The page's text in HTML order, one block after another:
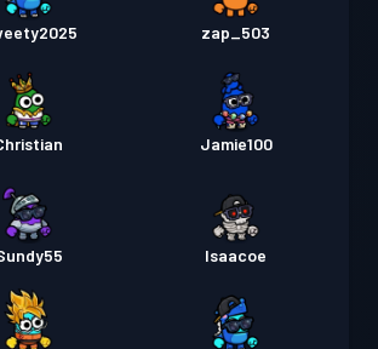
zap_503
Jamie100
Isaacoe